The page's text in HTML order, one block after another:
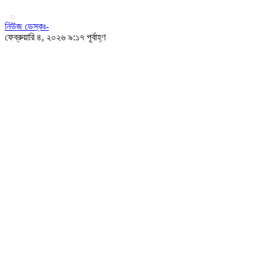
নিউজ ডেস্কঃ-
ফেব্রুয়ারি ৪, ২০২৬ ৯:১৭ পূর্বাহ্ণ